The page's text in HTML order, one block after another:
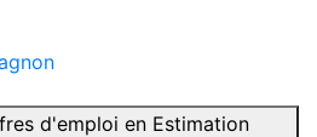
d'emploi en Estimation